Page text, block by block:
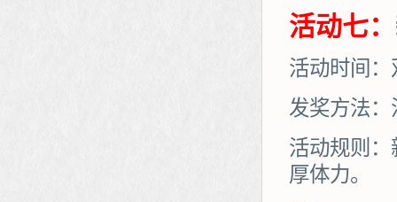
活动七
活动时间
发奖方法
活动规则
厚体力。